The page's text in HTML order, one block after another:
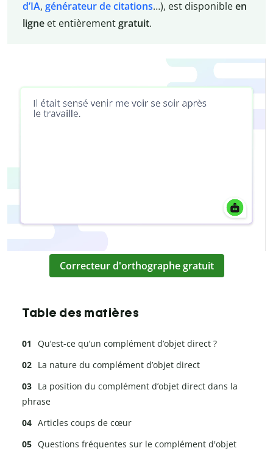
d’IA, générateur de citations…), est disponibleen
ligneet entièrementgratuit.
Correcteur d'orthographe gratuit
Table des matières
Qu’est-ce qu’un complément d’objet direct ?
La nature du complément d’objet direct
La position du complément d’objet direct dans la
phrase
Articles coups de cœur
Questions fréquentes sur le complément d'objet